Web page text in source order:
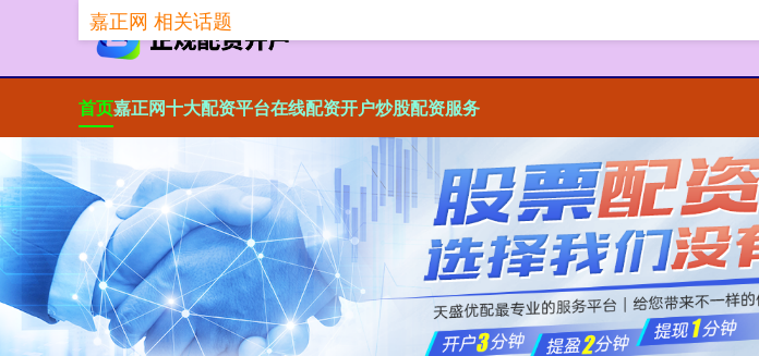
首页嘉正网十大配资平台在线配资开户炒股配资服务
嘉正网 相关话题